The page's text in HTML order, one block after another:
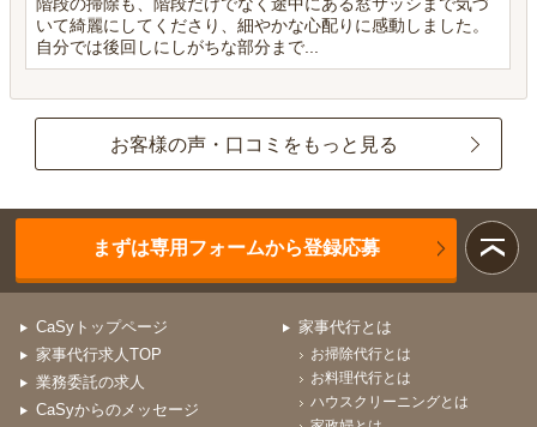
いて綺麗にしてくださり、細やかな心配りに感動しました。
自分では後回しにしがちな部分まで...
お客様の声・口コミをもっと見る
まずは専用フォームから登録応募
CaSyトップページ
家事代行求人TOP
業務委託の求人
CaSyからのメッセージ
家事代行とは
お掃除代行とは
お料理代行とは
ハウスクリーニングとは